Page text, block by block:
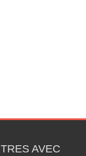
AVEC